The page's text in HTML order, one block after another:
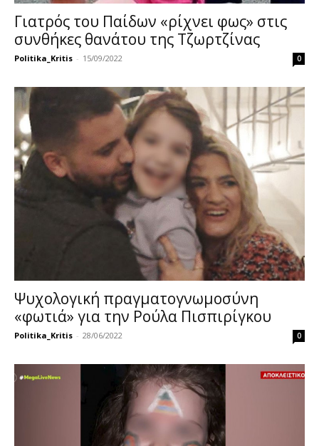
Γιατρός του Παίδων «ρίχνει φως» στις
συνθήκες θανάτου της Τζωρτζίνας
Politika_Kritis - 15/09/2022 0
Ψυχολογική πραγματογνωμοσύνη
«φωτιά» για την Ρούλα Πισπιρίγκου
Politika_Kritis - 28/06/2022 0